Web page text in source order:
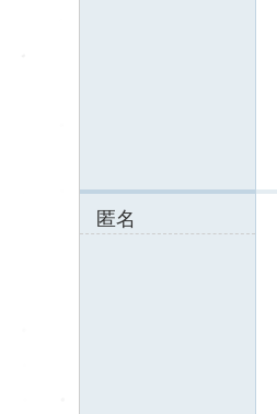
匿名